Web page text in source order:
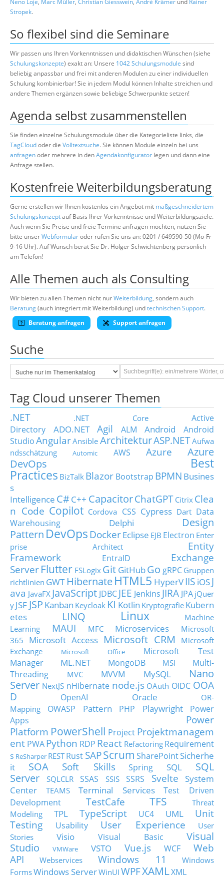
Neno Loje, Marc Müller, Christian Giesswein, André Krämer und Rainer
Stropek.
So flexibel sind die Seminare
Wir passen uns Ihren Vorkenntnissen und didaktischen Wünschen (siehe
Schulungskonzepte) exakt an: Unsere 1042 Schulungsmodule sind
beliebig anpassbar und frei mit anderen Modulen zu einer individuellen
Schulung kombinierbar! Sie in jedem Modul können Inhalte streichen und
andere Themen ergänzen sowie beliebige Schwerpunkte setzen!
Agenda selbst zusammenstellen
Sie finden einzelne Schulungsmodule über die Kategorieliste links, die
TagCloudoder die Volltextsuche. Sie können Module einzeln bei uns
anfragenoder mehrere in denAgendakonfigurator legen und dann eine
Anfrage stellen.
Kostenfreie Weiterbildungsberatung
Gerne erstellen wir Ihnen kostenlos ein Angebot mit maßgeschneidertem
Schulungskonzeptauf Basis Ihrer Vorkenntnisse und Weiterbildungsziele.
Auch wenn Sie Preise und freie Termine anfragen möchten, nutzen Sie
bitte unserWebformularoder rufen Sie uns an: 0201 / 649590-50 (Mo-Fr
9-16 Uhr). Auf Wunsch berät Sie Dr. Holger Schwichtenberg persönlich
am Telefon!
Alle Themen auch als Consulting
Wir bieten zu allen Themen nicht nurWeiterbildung, sondern auch
Beratung(auch integriert mit Weiterbildung) undtechnischen Support.
Beratung anfragen
Support anfragen
Suche
Tag Cloud unserer Themen
.NET .NET Core
Active
Directory
ADO.NET Agil ALM Android
Android
StudioAngularAnsible ArchitekturASP.NETAufwa
ndsschätzung
Automic AWS Azure
Azure
DevOps
Best
Practices BizTalk Blazor Bootstrap BPMN Busines
s
Intelligence C#C++ CapacitorChatGPT Citrix Clea
n Code Copilot Cordova CSS Cypress Dart Data
Warehousing
Delphi
Design
Pattern DevOps DockerEclipse EJB Electron Enter
prise Architect
Entity
Framework
EntraID
Exchange
Server Flutter FSLogix Git GitHubGo gRPC Gruppen
richtlinien GWT HibernateHTML5 HyperVIIS iOSJ
ava JavaFX JavaScript JDBC JEE Jenkins JIRA JPA jQuer
y JSF JSP Kanban Keycloak KI Kotlin Kryptografie Kubern
etes
LINQ Linux
Machine
Learning
MAUI MFC Microservices
Microsoft
365
Microsoft Access Microsoft CRM
Microsoft
Exchange
Microsoft Office
Microsoft Test
Manager
ML.NET MongoDB MSI
Multi-
Threading
MVC MVVM MySQL
Nano
Server NextJS nHibernate node.js OAuth OIDC OOA
D
OpenAI Oracle
OR-
Mapping
OWASP Pattern PHP Playwright
Power
Apps
Power
Platform PowerShell Project Projektmanagem
ent PWA Python RDP React Refactoring Requirement
s ReSharper RESTRust SAPScrum SharePointSicherhe
it
SOA Soft Skills Spring SQL
SQL
Server
SQLCLR SSAS SSIS SSRS Svelte
System
Center
TEAMS Terminal Services
Test Driven
Development
TestCafe TFS
Threat
Modeling
TPL TypeScript UC4 UML
Unit
Testing
Usability User Experience
User
Stories
Visio Visual Basic
Visual
Studio
VMWare VSTO Vue.js WCF
Web
API
Webservices Windows 11
Windows
FormsWindows ServerWinUI WPFXAMLXML